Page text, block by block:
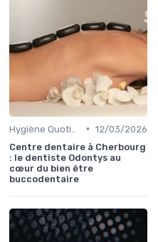
• 12/03/2026
Centre dentaire à Cherbourg
: le dentiste Odontys au
cœur du bien être
buccodentaire